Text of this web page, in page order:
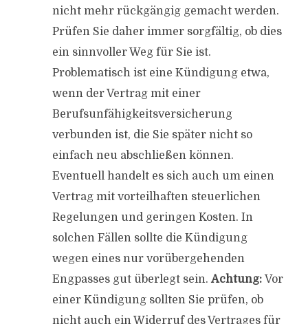
nicht mehr rückgängig gemacht werden.
Prüfen Sie daher immer sorgfältig, ob dies
ein sinnvoller Weg für Sie ist.
Problematisch ist eine Kündigung etwa,
wenn der Vertrag mit einer
Berufsunfähigkeitsversicherung
verbunden ist, die Sie später nicht so
einfach neu abschließen können.
Eventuell handelt es sich auch um einen
Vertrag mit vorteilhaften steuerlichen
Regelungen und geringen Kosten. In
solchen Fällen sollte die Kündigung
wegen eines nur vorübergehenden
Engpasses gut überlegt sein. Achtung: Vor
einer Kündigung sollten Sie prüfen, ob
nicht auch ein Widerruf des Vertrages für